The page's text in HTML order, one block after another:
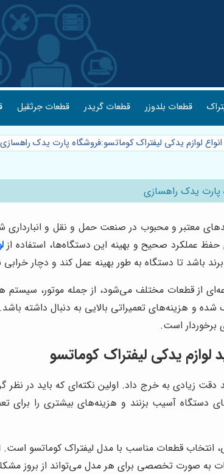
قطعات بلدوزر قطعات گریدر قطعات جرثقیل
انواع لوازم یدکی لیفتراک کوماتسو:فروشگاه پارت یدک راهسازی
پارت یدک راهسازی
معتبر و محبوب در صنعت حمل و نقل و
حفظ عملکرد صحیح و بهینه این دستگاه‌ها، استفاده از
باشد تا دستگاه به طور بهینه عمل کند و دچار
از قطعات مختلف می‌شود، از جمله موتور، سیستم
شده و هزینه‌های تعمیراتی بالایی به دنبال داشته
برخوردار است.
یدکی لیفتراک کوماتسو
دقت زیادی به خرج داد. اولین نکته‌ای که باید در
آسیب بزنند و هزینه‌های بیشتری را برای
انتخاب قطعات مناسب با مدل لیفتراک کوماتسو
به صورت تخصصی برای هر مدل می‌تواند از بروز